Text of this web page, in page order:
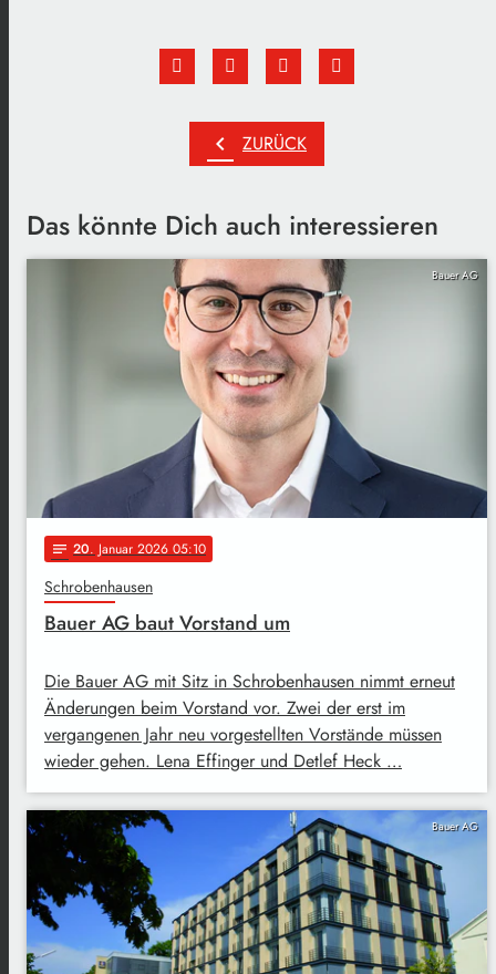
chevron_left ZURÜCK
Das könnte Dich auch interessieren
Bauer AG
notes 20. Januar 2026 05:10
Schrobenhausen
Bauer AG baut Vorstand um
Die Bauer AG mit Sitz in Schrobenhausen nimmt erneut
Änderungen beim Vorstand vor. Zwei der erst im
vergangenen Jahr neu vorgestellten Vorstände müssen
wieder gehen. Lena Effinger und Detlef Heck …
Bauer AG